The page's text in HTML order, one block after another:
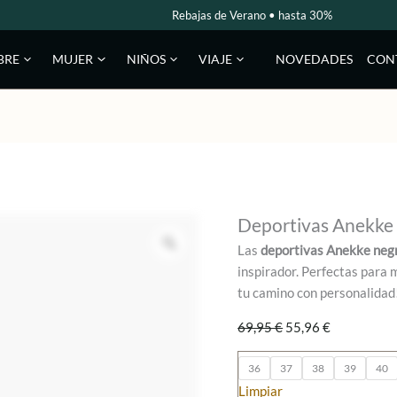
Rebajas de Verano • hasta 30%
MUJER NIÑOS VIAJE NOVEDADES
Deportivas
Lasdeportivas Anekke
inspirador. Perfectas para
tu camino con
69,95€ El
precio
original
55,96€El
precio
actual
36 37 38 39 40
Limpiar